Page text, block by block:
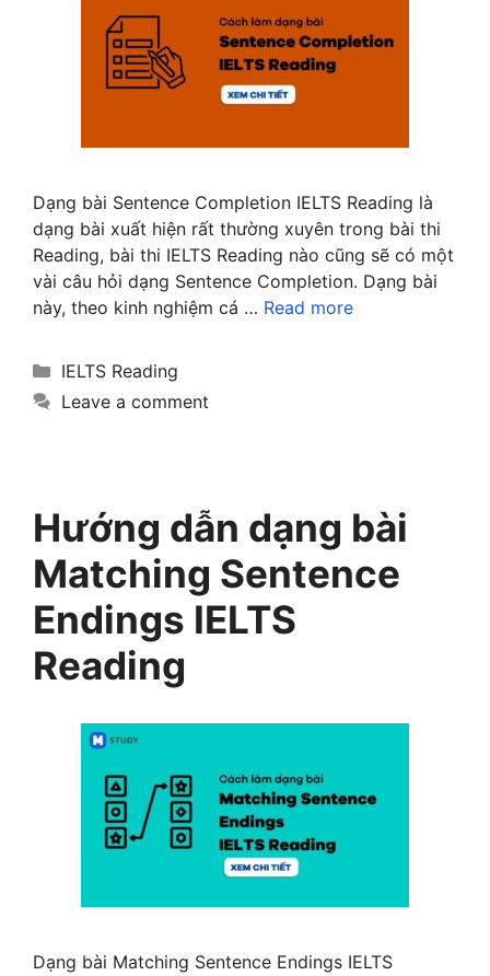
Dạng bài Sentence Completion IELTS Reading là
dạng bài xuất hiện rất thường xuyên trong bài thi
Reading, bài thi IELTS Reading nào cũng sẽ có một
vài câu hỏi dạng Sentence Completion. Dạng bài
này, theo kinh nghiệm cá … Read more
Categories
IELTS Reading
Leave a comment
Hướng dẫn dạng bài
Matching Sentence
Endings IELTS
Reading
Dạng bài Matching Sentence Endings IELTS